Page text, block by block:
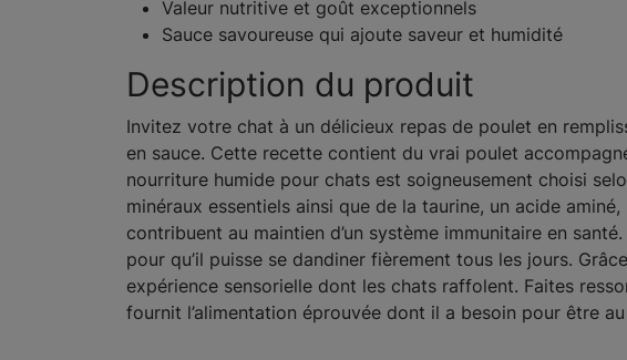
Valeur nutritive et goût exceptionnels
Sauce savoureuse qui ajoute saveur et humidité
Description du produit
Invitez votre chat à un délicieux repas de poulet en
en sauce. Cette recette contient du vrai poulet
nourriture humide pour chats est soigneusement choisi
minéraux essentiels ainsi que de la taurine, un acide
contribuent au maintien d’un système immunitaire en
pour qu’il puisse se dandiner fièrement tous les jours.
expérience sensorielle dont les chats raffolent. Faites
fournit l’alimentation éprouvée dont il a besoin pour être